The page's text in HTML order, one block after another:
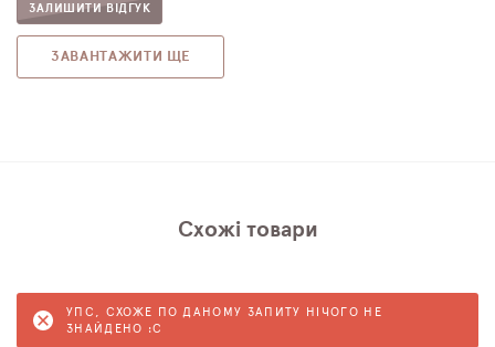
ЗАЛИШИТИ ВІДГУК
ЗАВАНТАЖИТИ ЩЕ
Схожі товари
УПС, СХОЖЕ ПО ДАНОМУ ЗАПИТУ НІЧОГО НЕ
ЗНАЙДЕНО :C